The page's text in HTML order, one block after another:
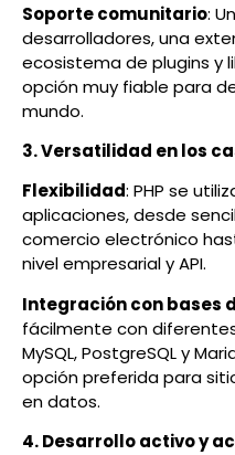
Soporte comunitario:
desarrolladores, una
ecosistema de plugins y
opción muy fiable para
mundo.
3. Versatilidad en los
Flexibilidad: PHP se
aplicaciones, desde
comercio electrónico
nivel empresarial y API.
Integración con bases
fácilmente con
MySQL, PostgreSQL y
opción preferida para
en datos.
4. Desarrollo activo y